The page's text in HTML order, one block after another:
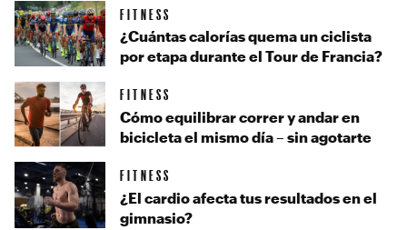
FITNESS
¿Cuántas calorías quema un ciclista
por etapa durante el Tour de Francia?
FITNESS
Cómo equilibrar correr y andar en
bicicleta el mismo día – sin agotarte
FITNESS
¿El cardio afecta tus resultados en el
gimnasio?